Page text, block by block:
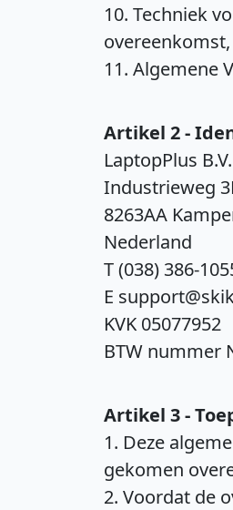
10. Techniek
11. Algemene
Artikel 2 -
LaptopPlus B.V.
Industrieweg
8263AA
Nederland
T (038) 386-
E
KVK 05077952
BTW nummer
Artikel 3 -
1. Deze
gekomen
2. Voordat de